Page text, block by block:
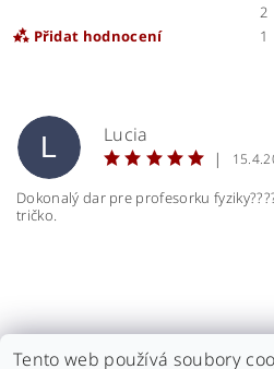
Přidat hodnocení
2
1
L
Lucia
|
Dokonalý dar pre profesorku
tričko.
Tento web používá soubory